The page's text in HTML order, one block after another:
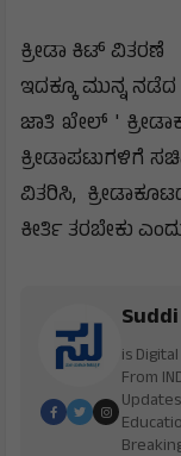
ಕ್ರೀಡಾ ಕಿಟ್‌ ವಿತರಣೆ
ಇದಕ್ಕೂ ಮುನ್ನ
ಜಾತಿ ಖೇಲ್ '
ಕ್ರೀಡಾಪಟುಗಳಿಗೆ
ವಿತರಿಸಿ,‌
ಕೀರ್ತಿ ತರಬೇಕು
is
From